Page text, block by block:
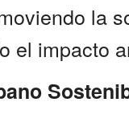
la
el impacto